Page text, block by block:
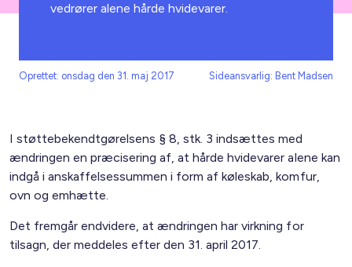
vedrører alene hårde hvidevarer.
Oprettet: onsdag den 31. maj 2017 Sideansvarlig: Bent Madsen
I støttebekendtgørelsens § 8, stk. 3 indsættes med
ændringen en præcisering af, at hårde hvidevarer alene kan
indgå i anskaffelsessummen i form af køleskab, komfur,
ovn og emhætte.
Det fremgår endvidere, at ændringen har virkning for
tilsagn, der meddeles efter den 31. april 2017.